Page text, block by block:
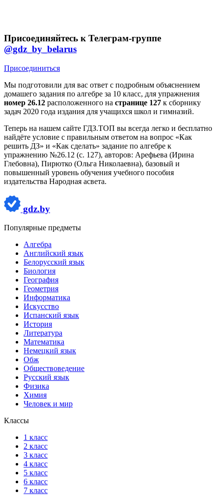
Присоединяйтесь к Телеграм-группе
@gdz_by_belarus
Присоединиться
Мы подготовили для вас ответ c подробным объяснением
домашего задания по алгебре за 10 класс, для упражнения
номер 26.12 расположенного на странице 127 к сборнику
задач 2020 года издания для учащихся школ и гимназий.
Теперь на нашем сайте ГДЗ.ТОП вы всегда легко и бесплатно
найдёте условие с правильным ответом на вопрос «Как
решить ДЗ» и «Как сделать» задание по алгебре к
упражнению №26.12 (с. 127), авторов: Арефьева (Ирина
Глебовна), Пирютко (Ольга Николаевна), базовый и
повышенный уровень обучения учебного пособия
издательства Народная асвета.
gdz.by
Популярные предметы
Алгебра
Английский язык
Белорусский язык
Биология
География
Геометрия
Информатика
Искусство
Испанский язык
История
Литература
Математика
Немецкий язык
Обж
Обществоведение
Русский язык
Физика
Химия
Человек и мир
Классы
1 класс
2 класс
3 класс
4 класс
5 класс
6 класс
7 класс